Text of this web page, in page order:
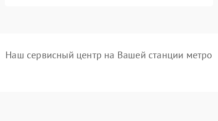
Наш сервисный центр на Вашей станции метро